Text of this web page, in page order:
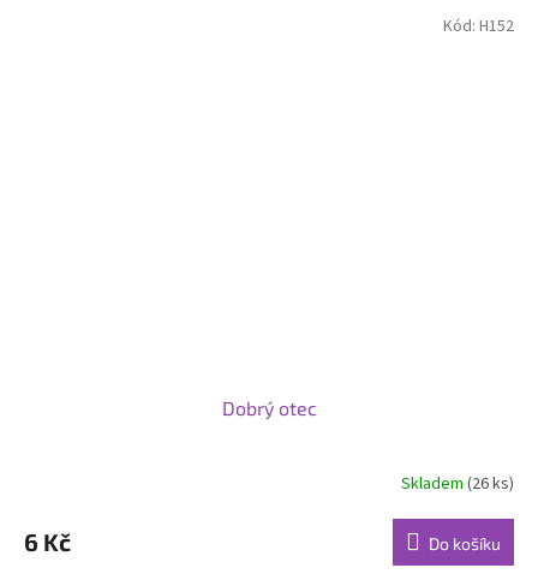
Dobrý otec
Skladem (26 ks)
6 Kč Do košíku
Kód: H152